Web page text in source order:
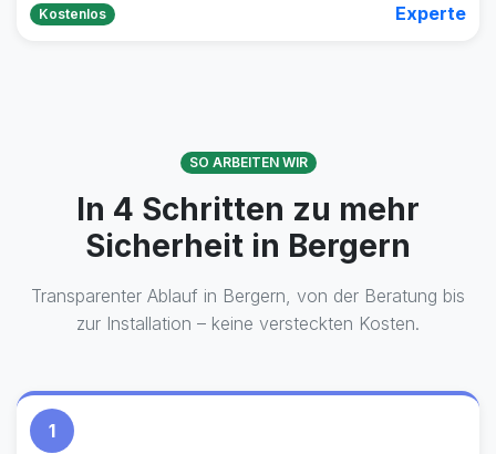
Kostenlos Experte
SO ARBEITEN WIR
In 4 Schritten zu mehr
Sicherheit in Bergern
Transparenter Ablauf in Bergern, von der Beratung bis
zur Installation – keine versteckten Kosten.
1